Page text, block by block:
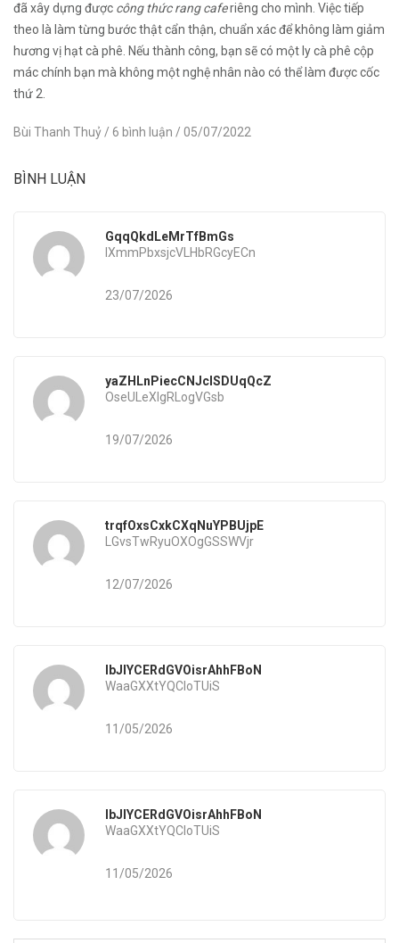
đã xây dựng được công thức rang caferiêng cho mình. Việc tiếp
theo là làm từng bước thật cẩn thận, chuẩn xác để không làm giảm
hương vị hạt cà phê. Nếu thành công, bạn sẽ có một ly cà phê cộp
mác chính bạn mà không một nghệ nhân nào có thể làm được cốc
thứ 2.
Bùi Thanh Thuỷ / 6 bình luận / 05/07/2022
BÌNH LUẬN
GqqQkdLeMrTfBmGs
lXmmPbxsjcVLHbRGcyECn
23/07/2026
yaZHLnPiecCNJcISDUqQcZ
OseULeXlgRLogVGsb
19/07/2026
trqfOxsCxkCXqNuYPBUjpE
LGvsTwRyuOXOgGSSWVjr
12/07/2026
IbJlYCERdGVOisrAhhFBoN
WaaGXXtYQCIoTUiS
11/05/2026
IbJlYCERdGVOisrAhhFBoN
WaaGXXtYQCIoTUiS
11/05/2026